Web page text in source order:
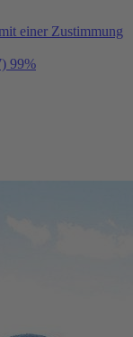
einer Zustimmung
99%